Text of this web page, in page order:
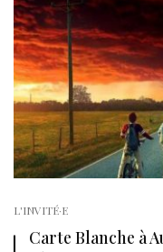
L'INVITÉ·E
Carte Blanche à